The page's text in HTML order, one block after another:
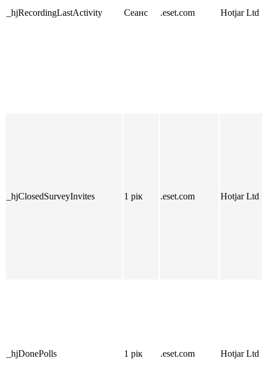
_hjRecordingLastActivity Сеанс .eset.com Hotjar Ltd
_hjClosedSurveyInvites 1 рік .eset.com Hotjar Ltd
_hjDonePolls 1 рік .eset.com Hotjar Ltd